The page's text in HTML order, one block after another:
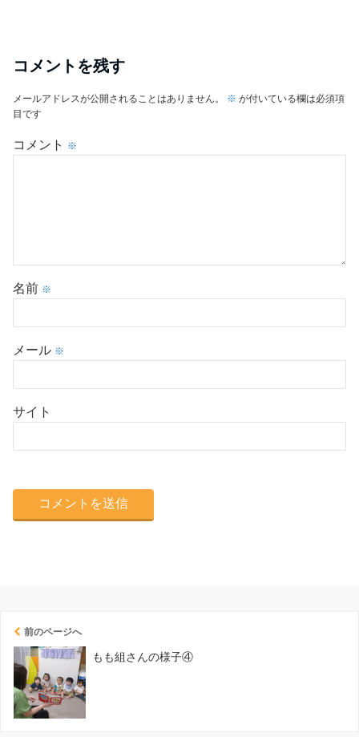
コメントを残す
メールアドレスが公開されることはありません。 ※ が付いている欄は必須項
目です
コメント ※
名前 ※
メール ※
サイト
前のページへ
もも組さんの様子④